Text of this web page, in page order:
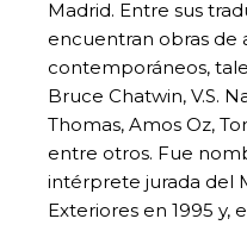
Madrid. Entre sus
encuentran obras de
contemporáneos,
Bruce Chatwin, V.S.
Thomas, Amos Oz,
entre otros. Fue
intérprete jurada del
Exteriores en 1995 y,